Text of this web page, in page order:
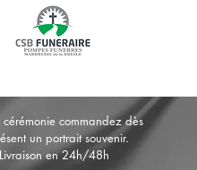
cérémonie commandez dès
un portrait souvenir.
Livraison en 24h/48h